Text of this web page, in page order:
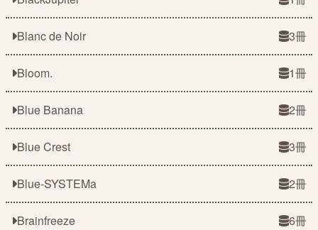
Blanc de Noir 3冊
Bloom. 1冊
Blue Banana 2冊
Blue Crest 3冊
Blue-SYSTEMa 2冊
Brainfreeze 6冊